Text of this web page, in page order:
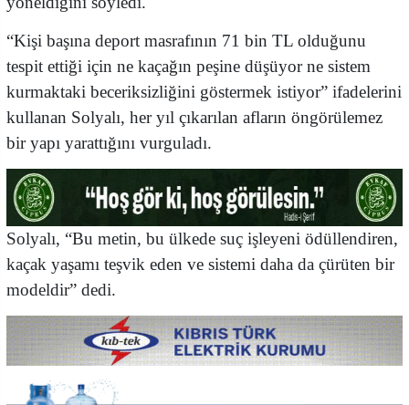
“Kişi başına deport masrafının 71 bin TL olduğunu
tespit ettiği için ne kaçağın peşine düşüyor ne sistem
kurmaktaki beceriksizliğini göstermek istiyor” ifadelerini
kullanan Solyalı, her yıl çıkarılan afların öngörülemez
bir yapı yarattığını vurguladı.
Solyalı, “Bu metin, bu ülkede suç işleyeni ödüllendiren,
kaçak yaşamı teşvik eden ve sistemi daha da çürüten bir
modeldir” dedi.